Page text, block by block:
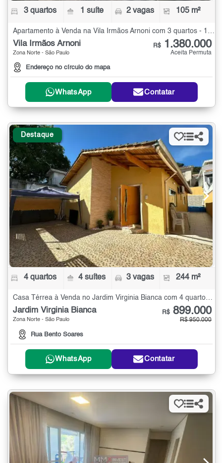
3 quartos 1 suíte 2 vagas 105 m²
Apartamento à Venda na Vila Irmãos Arnoni com 3 quartos - 105 m²
Vila Irmãos Arnoni
Zona Norte - São Paulo
Endereço no círculo do mapa
R$ 1.380.000
Aceita Permuta
WhatsApp Contatar
Destaque
4 quartos 4 suítes 3 vagas 244 m²
Casa Térrea à Venda no Jardim Virginia Bianca com 4 quartos - 244 m²
Jardim Virginia Bianca
Zona Norte - São Paulo
Rua Bento Soares
R$ 899.000
R$ 950.000
WhatsApp Contatar